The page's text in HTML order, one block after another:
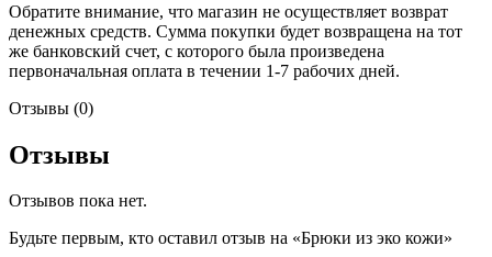
Обратите внимание, что магазин не осуществляет возврат
денежных средств. Сумма покупки будет возвращена на тот
же банковский счет, с которого была произведена
первоначальная оплата в течении 1-7 рабочих дней.
Отзывы (0)
Отзывы
Отзывов пока нет.
Будьте первым, кто оставил отзыв на «Брюки из эко кожи»